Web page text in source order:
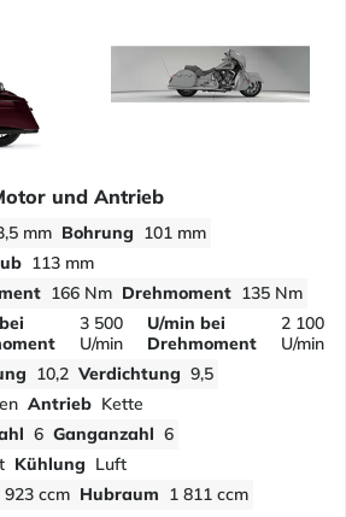
und Antrieb
mm Bohrung
101 mm
113 mm
166 Nm Drehmoment 135 Nm
3 500
U/min
U/min bei
Drehmoment
2 100
U/min
10,2 Verdichtung 9,5
Antrieb Kette
6 Ganganzahl 6
Kühlung Luft
923 ccm Hubraum 1 811 ccm